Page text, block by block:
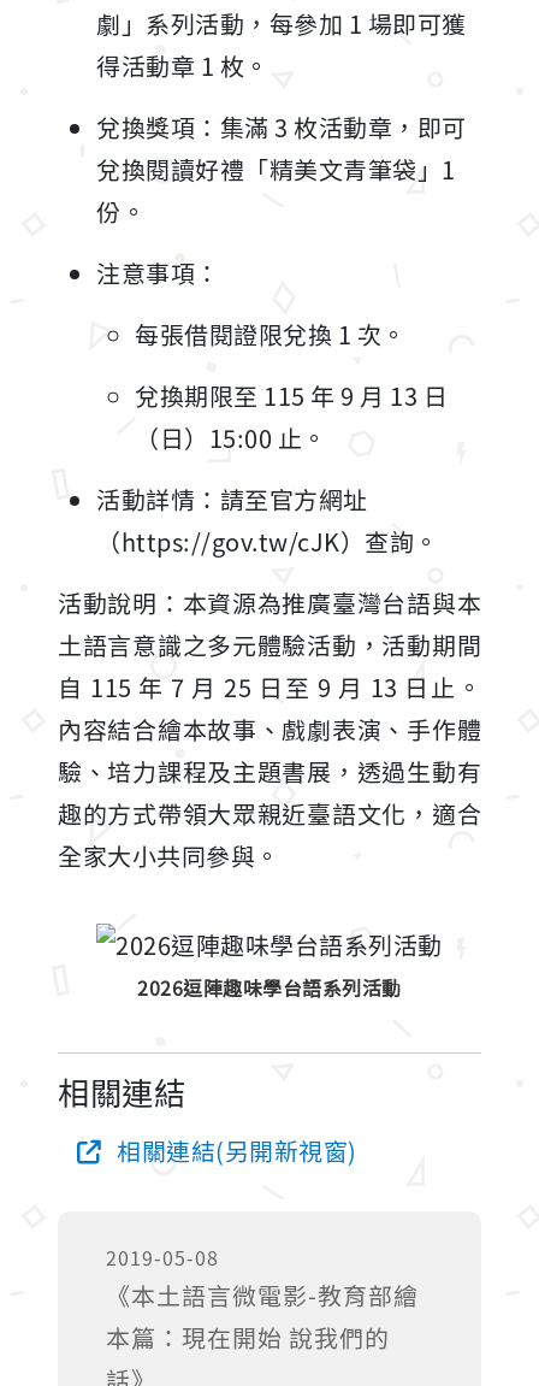
劇」系列活動，每參加 1 場即可獲
得活動章 1 枚。
兌換獎項：集滿 3 枚活動章，即可
兌換閱讀好禮「精美文青筆袋」1
份。
注意事項：
每張借閱證限兌換 1 次。
兌換期限至 115 年 9 月 13 日
（日）15:00 止。
活動詳情：請至官方網址
（https://gov.tw/cJK）查詢。
活動說明：本資源為推廣臺灣台語與本
土語言意識之多元體驗活動，活動期間
自 115 年 7 月 25 日至 9 月 13 日止。
內容結合繪本故事、戲劇表演、手作體
驗、培力課程及主題書展，透過生動有
趣的方式帶領大眾親近臺語文化，適合
全家大小共同參與。
2026逗陣趣味學台語系列活動
相關連結
相關連結(另開新視窗)
2019-05-08
《本土語言微電影-教育部繪
本篇：現在開始 說我們的